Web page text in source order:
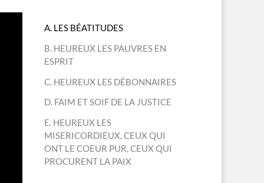
A. LES BÉATITUDES
B. HEUREUX LES PAUVRES EN
ESPRIT
C. HEUREUX LES DÉBONNAIRES
D. FAIM ET SOIF DE LA JUSTICE
E. HEUREUX LES
MISERICORDIEUX, CEUX QUI
ONT LE COEUR PUR, CEUX QUI
PROCURENT LA PAIX